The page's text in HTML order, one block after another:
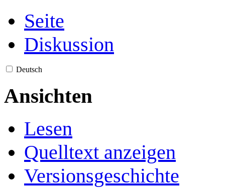
Seite
Diskussion
Deutsch
Ansichten
Lesen
Quelltext anzeigen
Versionsgeschichte